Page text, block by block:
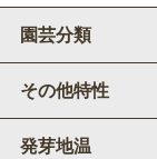
園芸分類
その他特性
発芽地温